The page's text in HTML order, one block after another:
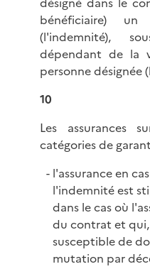
bénéficiaire)
(l'indemnité),
dépendant de la
personne désignée
10
Les assurances
catégories de
l'assurance en
l'indemnité est
dans le cas où
du contrat et
susceptible de
mutation par